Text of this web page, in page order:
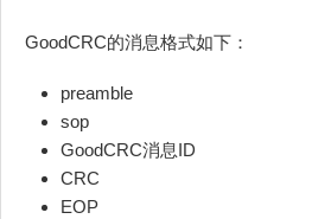
GoodCRC的消息格式如下：
preamble
sop
GoodCRC消息ID
CRC
EOP